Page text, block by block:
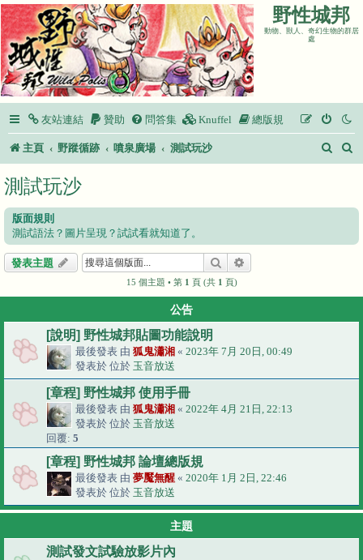
野性城邦
動物、獸人、奇幻生物的群居
處
友站連結 贊助 問答集 Knuffel 總版規
主頁 野蹤循跡 噴泉廣場 測試玩沙
搜
測試玩沙
版面規則
測試語法？圖片呈現？試試看就知道了。
發表主題 搜尋
15 個主題 • 第 1 頁 (共 1 頁)
公告
[說明] 野性城邦貼圖功能說明
最後發表 由 狐鬼瀟湘 « 2023年 7月 20日, 00:49
發表於 位於 玉音放送
[章程] 野性城邦 使用手冊
最後發表 由 狐鬼瀟湘 « 2022年 4月 21日, 22:13
發表於 位於 玉音放送
回覆: 5
[章程] 野性城邦 論壇總版規
最後發表 由 夢魘無醒 « 2020年 1月 2日, 22:46
發表於 位於 玉音放送
主題
測試發文試驗放影片內